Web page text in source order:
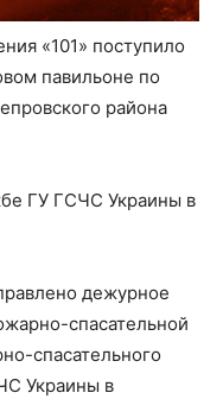
«101» поступило
павильоне по
района
ГУ ГСЧС Украины в
дежурное
спасательной
спасательного
Украины в